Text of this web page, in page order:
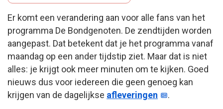
Er komt een verandering aan voor alle fans van het
programma De Bondgenoten. De zendtijden worden
aangepast. Dat betekent dat je het programma vanaf
maandag op een ander tijdstip ziet. Maar dat is niet
alles: je krijgt ook meer minuten om te kijken. Goed
nieuws dus voor iedereen die geen genoeg kan
krijgen van de dagelijkse afleveringen .